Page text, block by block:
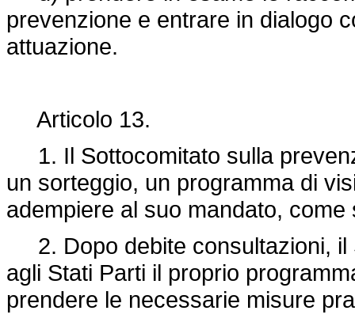
prevenzione e entrare in dialogo
attuazione.
Articolo 13.
1. Il Sottocomitato sulla
un sorteggio, un programma di
adempiere al suo mandato, come
2. Dopo debite consultazioni, il
agli Stati Parti il proprio
prendere le necessarie misure